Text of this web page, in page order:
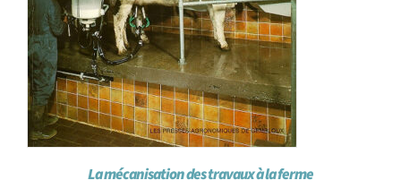
La mécanisation des travaux à la ferme